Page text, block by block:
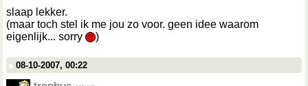
slaap lekker.
(maar toch stel ik me jou zo voor. geen idee waarom
eigenlijk... sorry
)
08-10-2007, 00:22